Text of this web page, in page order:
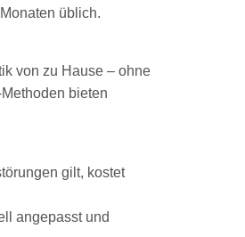
üblich.
von zu Hause – ohne
bieten
gilt, kostet
angepasst und